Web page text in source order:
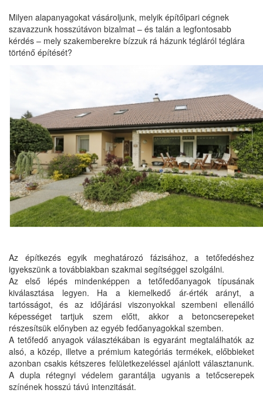
Milyen alapanyagokat vásároljunk, melyik építőipari cégnek
szavazzunk hosszútávon bizalmat – és talán a legfontosabb
kérdés – mely szakemberekre bízzuk rá házunk tégláról téglára
történő építését?
Az építkezés egyik meghatározó fázisához, a tetőfedéshez
igyekszünk a továbbiakban szakmai segítséggel szolgálni.
Az első lépés mindenképpen a tetőfedőanyagok típusának
kiválasztása legyen. Ha a kiemelkedő ár-érték arányt, a
tartósságot, és az időjárási viszonyokkal szembeni ellenálló
képességet tartjuk szem előtt, akkor a betoncserepeket
részesítsük előnyben az egyéb fedőanyagokkal szemben.
A tetőfedő anyagok választékában is egyaránt megtalálhatók az
alsó, a közép, illetve a prémium kategóriás termékek, előbbieket
azonban csakis kétszeres felületkezeléssel ajánlott választanunk.
A dupla rétegnyi védelem garantálja ugyanis a tetőcserepek
színének hosszú távú intenzitását.